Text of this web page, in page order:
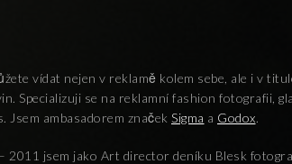
vídat nejen v reklamě kolem sebe, ale i v
Specializuji se na reklamní fashion fotografii,
Jsem ambasadorem značek Sigma a Godox.
2011 jsem jako Art director deníku Blesk